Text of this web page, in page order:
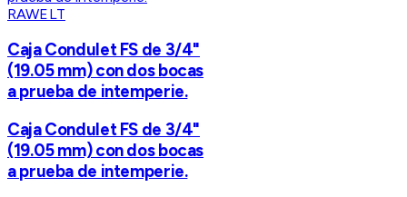
RAWELT
Caja Condulet FS de 3/4"
(19.05 mm) con dos bocas
a prueba de intemperie.
Caja Condulet FS de 3/4"
(19.05 mm) con dos bocas
a prueba de intemperie.